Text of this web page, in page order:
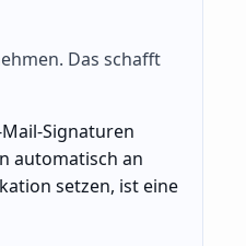
Das schafft
Signaturen
automatisch an
setzen, ist eine